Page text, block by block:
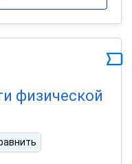
физической